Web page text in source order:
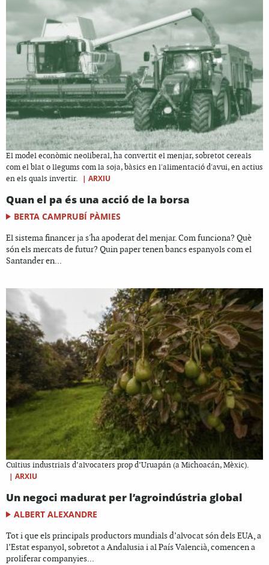
El model econòmic neoliberal, ha convertit el menjar, sobretot cereals
com el blat o llegums com la soja, bàsics en l'alimentació d'avui, en actius
en els quals invertir.
| ARXIU
Quan el pa és una acció de la borsa
BERTA CAMPRUBÍ PÀMIES
El sistema financer ja s'ha apoderat del menjar. Com funciona? Què
són els mercats de futur? Quin paper tenen bancs espanyols com el
Santander en...
Cultius industrials d’alvocaters prop d’Uruapán (a Michoacán, Mèxic).
| ARXIU
Un negoci madurat per l’agroindústria global
ALBERT ALEXANDRE
Tot i que els principals productors mundials d’alvocat són dels EUA, a
l’Estat espanyol, sobretot a Andalusia i al País Valencià, comencen a
proliferar companyies...